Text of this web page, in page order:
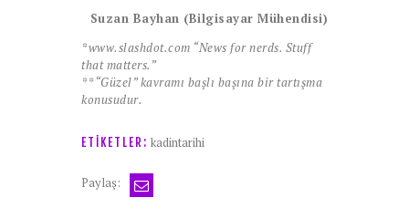
Suzan Bayhan (Bilgisayar Mühendisi)
*www.slashdot.com “News for nerds. Stuff
that matters.”
** “Güzel” kavramı başlı başına bir tartışma
konusudur.
ETIKETLER: kadintarihi
Paylaş: